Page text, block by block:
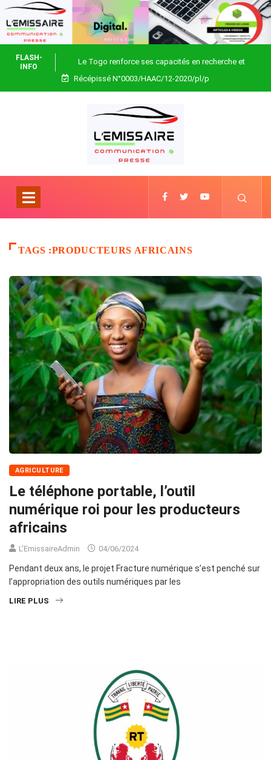
FLASH-
INFO
Le Togo renforce ses capacités en recherche et
biotechnologie
Récépissé N°0003/HAAC/12-2020/pl/p
TAGS :PRODUCTEURS AFRICAINS
AGRICULTURE
Le téléphone portable, l’outil
numérique roi pour les producteurs
africains
L'EmissaireAdmin 04/06/2024
Pendant deux ans, le projet Fracture numérique s’est penché sur
l’appropriation des outils numériques par les
LIRE PLUS